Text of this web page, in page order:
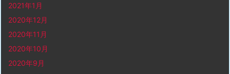
2021年1月
2020年12月
2020年11月
2020年10月
2020年9月